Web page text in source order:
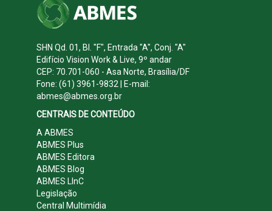
SHN Qd. 01, Bl. "F", Entrada "A", Conj. "A"
Edifício Vision Work & Live, 9º andar
CEP: 70.701-060 - Asa Norte, Brasília/DF
Fone: (61) 3961-9832 | E-mail:
abmes@abmes.org.br
CENTRAIS DE CONTEÚDO
A ABMES
ABMES Plus
ABMES Editora
ABMES Blog
ABMES LInC
Legislação
Central Multimídia